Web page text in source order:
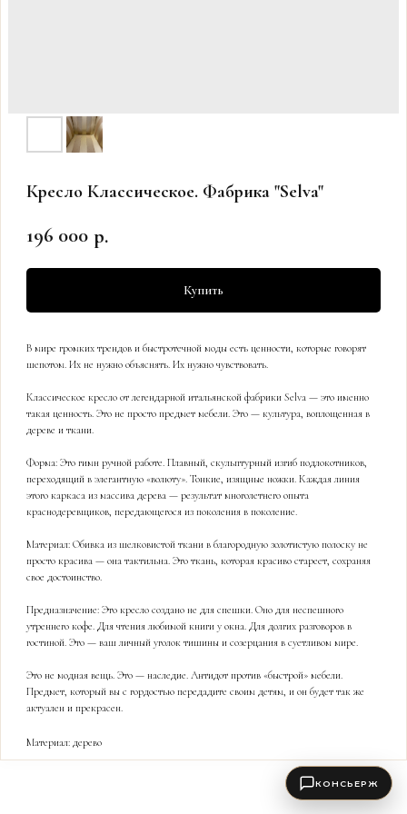
КОНСЬЕРЖ
Кресло Классическое. Фабрика "Selva"
196 000 р.
Купить
В мире громких трендов и быстротечной моды есть ценности, которые говорят
шепотом. Их не нужно объяснять. Их нужно чувствовать.
Классическое кресло от легендарной итальянской фабрики Selva — это именно
такая ценность. Это не просто предмет мебели. Это — культура, воплощенная в
дереве и ткани.
Форма: Это гимн ручной работе. Плавный, скульптурный изгиб подлокотников,
переходящий в элегантную «волюту». Тонкие, изящные ножки. Каждая линия
этого каркаса из массива дерева — результат многолетнего опыта
краснодеревщиков, передающегося из поколения в поколение.
Материал: Обивка из шелковистой ткани в благородную золотистую полоску не
просто красива — она тактильна. Это ткань, которая красиво стареет, сохраняя
свое достоинство.
Предназначение: Это кресло создано не для спешки. Оно для неспешного
утреннего кофе. Для чтения любимой книги у окна. Для долгих разговоров в
гостиной. Это — ваш личный уголок тишины и созерцания в суетливом мире.
Это не модная вещь. Это — наследие. Антидот против «быстрой» мебели.
Предмет, который вы с гордостью передадите своим детям, и он будет так же
актуален и прекрасен.
Материал: дерево